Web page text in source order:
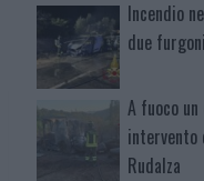
Incendio
due furgoni
A fuoco
intervento
Rudalza